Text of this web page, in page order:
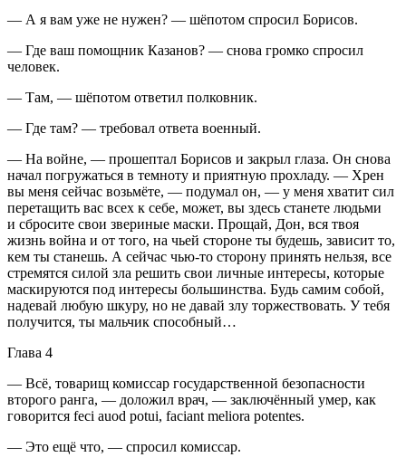
— А я вам уже не нужен? — шёпотом спросил Борисов.
— Где ваш помощник Казанов? — снова громко спросил
человек.
— Там, — шёпотом ответил полковник.
— Где там? — требовал ответа военный.
— На войне, — прошептал Борисов и закрыл глаза. Он снова
начал погружаться в темноту и приятную прохладу. — Хрен
вы меня сейчас возьмёте, — подумал он, — у меня хватит сил
перетащить вас всех к себе, может, вы здесь станете людьми
и сбросите свои звериные маски. Прощай, Дон, вся твоя
жизнь война и от того, на чьей стороне ты будешь, зависит то,
кем ты станешь. А сейчас чью-то сторону принять нельзя, все
стремятся силой зла решить свои личные интересы, которые
маскируются под интересы большинства. Будь самим собой,
надевай любую шкуру, но не давай злу торжествовать. У тебя
получится, ты мальчик способный…
Глава 4
— Всё, товарищ комиссар государственной безопасности
второго ранга, — доложил врач, — заключённый умер, как
говорится feci auod potui, faciant meliora potentes.
— Это ещё что, — спросил комиссар.